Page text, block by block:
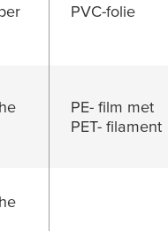
PVC-folie
PE- film met
PET- filament